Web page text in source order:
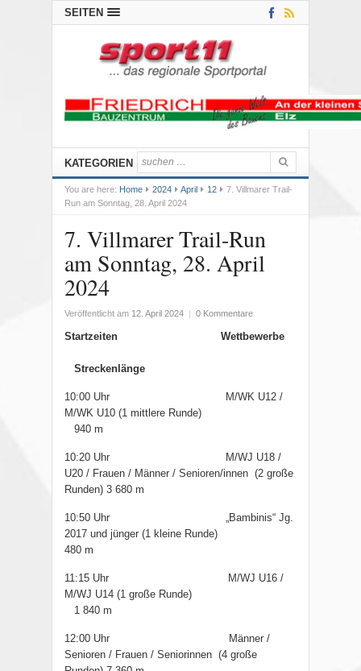
SEITEN
KATEGORIEN
You are here: Home 2024 April 12
7. Villmarer Trail-
Run am Sonntag, 28. April 2024
7. Villmarer Trail-Run
am Sonntag, 28. April
2024
Veröffentlicht am 12. April 2024 0 Kommentare
Startzeiten Wettbewerbe
Streckenlänge
10:00 Uhr M/WK U12 /
M/WK U10 (1 mittlere Runde)
940 m
10:20 Uhr M/WJ U18 /
U20 / Frauen / Männer / Senioren/innen (2 große
Runden) 3 680 m
10:50 Uhr „Bambinis“ Jg.
2017 und jünger (1 kleine Runde)
480 m
11:15 Uhr M/WJ U16 /
M/WJ U14 (1 große Runde)
1 840 m
12:00 Uhr Männer /
Senioren / Frauen / Seniorinnen (4 große